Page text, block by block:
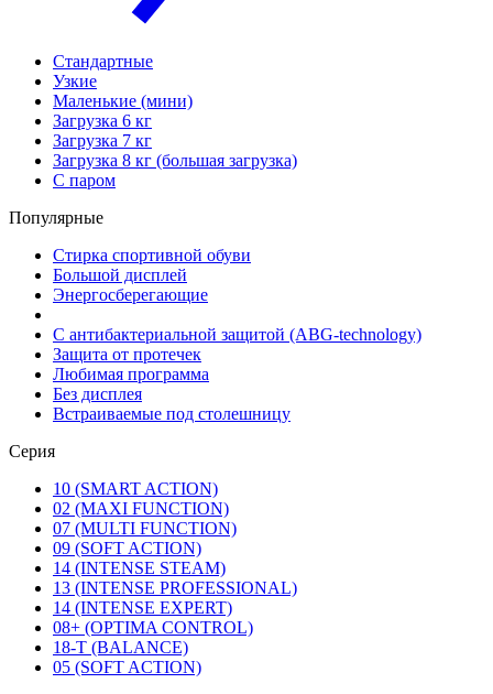
Стандартные
Узкие
Маленькие (мини)
Загрузка 6 кг
Загрузка 7 кг
Загрузка 8 кг (большая загрузка)
С паром
Популярные
Стирка спортивной обуви
Большой дисплей
Энергосберегающие
С антибактериальной защитой (ABG-technology)
Защита от протечек
Любимая программа
Без дисплея
Встраиваемые под столешницу
Серия
10 (SMART ACTION)
02 (MAXI FUNCTION)
07 (MULTI FUNCTION)
09 (SOFT ACTION)
14 (INTENSE STEAM)
13 (INTENSE PROFESSIONAL)
14 (INTENSE EXPERT)
08+ (OPTIMA CONTROL)
18-T (BALANCE)
05 (SOFT ACTION)